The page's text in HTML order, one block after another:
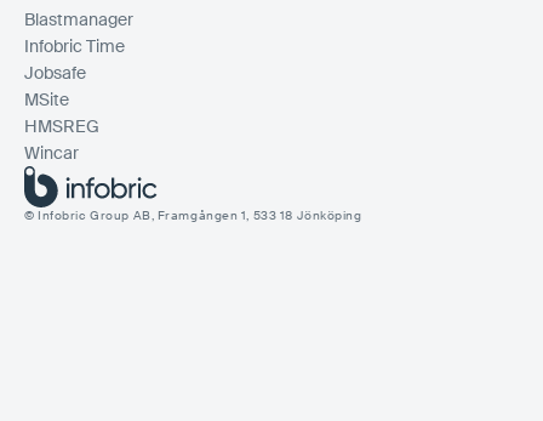
Blastmanager
Infobric Time
Jobsafe
MSite
HMSREG
Wincar
© Infobric Group AB, Framgången 1, 533 18 Jönköping